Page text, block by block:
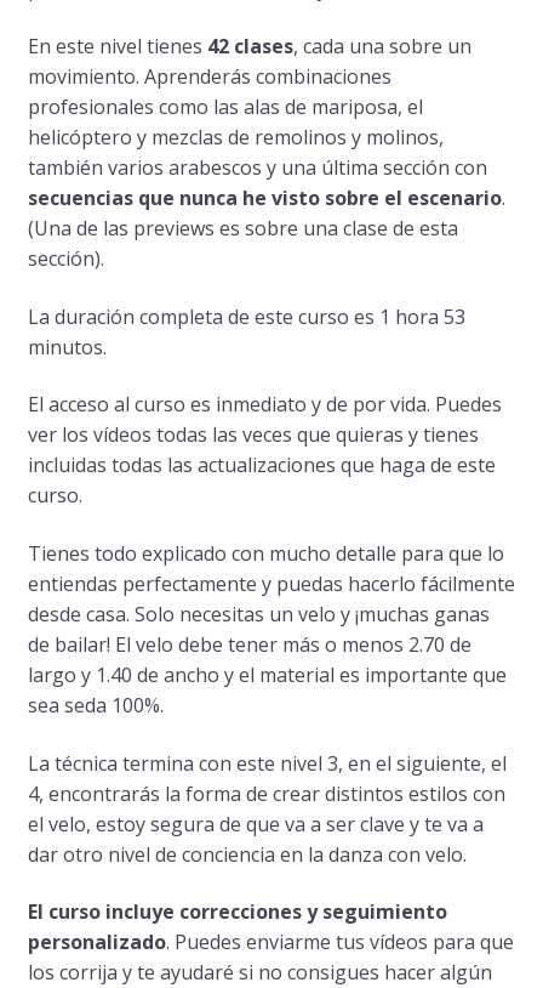
En este nivel tienes 42 clases, cada una sobre un
movimiento. Aprenderás combinaciones
profesionales como las alas de mariposa, el
helicóptero y mezclas de remolinos y molinos,
también varios arabescos y una última sección con
secuencias que nunca he visto sobre el escenario.
(Una de las previews es sobre una clase de esta
sección).
La duración completa de este curso es 1 hora 53
minutos.
El acceso al curso es inmediato y de por vida. Puedes
ver los vídeos todas las veces que quieras y tienes
incluidas todas las actualizaciones que haga de este
curso.
Tienes todo explicado con mucho detalle para que lo
entiendas perfectamente y puedas hacerlo fácilmente
desde casa. Solo necesitas un velo y ¡muchas ganas
de bailar! El velo debe tener más o menos 2.70 de
largo y 1.40 de ancho y el material es importante que
sea seda 100%.
La técnica termina con este nivel 3, en el siguiente, el
4, encontrarás la forma de crear distintos estilos con
el velo, estoy segura de que va a ser clave y te va a
dar otro nivel de conciencia en la danza con velo.
El curso incluye correcciones y seguimiento
personalizado. Puedes enviarme tus vídeos para que
los corrija y te ayudaré si no consigues hacer algún